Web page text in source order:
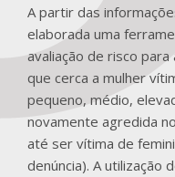
A partir das
elaborada uma
avaliação de risco
que cerca a mulher
pequeno, médio,
novamente agredida
até ser vítima de
denúncia). A utilização